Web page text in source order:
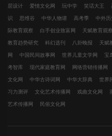
层设计 爱情文化网 玩中学 笑话大王
识 思维谷 中华人物谱 高考季 中外历
际教育观察 白手创业致富网 天赋教育观察
教育趋势研究 科幻选刊 八卦晚报 天赋
网 中国民间故事网 世界儿童文学网 宝
考智库 现代家庭教育网 网络营销传播网
文化网 中华古诗词网 中华大辞典 世界
习力测评 文化艺术传播网 戏曲文化网
艺术传播网 民俗文化网